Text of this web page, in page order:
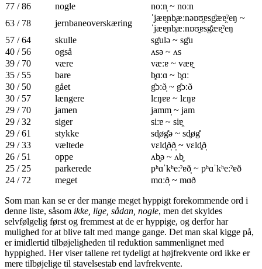
77 / 86
nogle
noːn̩ ~ noːn
63 / 78
jernbaneoverskæring
ˈjæɐ̯nb̥æːnəɒʊ̯ɐsg̊æɐ̯ˀeŋ ~
ˈjæɐ̯nb̥æːnɒʊ̯ɐsg̊æɐ̯ˀeŋ
57 / 64
skulle
sg̊ulə ~ sg̊u
40 / 56
også
ʌsə ~ ʌs
39 / 70
være
væːɐ ~ væɐ̯
35 / 55
bare
b̥ɑːɑ ~ b̥ɑː
30 / 50
gået
g̊ɔːð̩ ~ g̊ɔːð
30 / 57
længere
lɛŋɐɐ ~ lɛŋɐ
29 / 70
jamen
jamm̩ ~ jam
29 / 32
siger
siːɐ ~ siɐ̯
29 / 61
stykke
sd̥øg̊ə ~ sd̥øg̊
29 / 33
væltede
vɛld̥ð̩ð̩ ~ vɛld̥ð̩
26 / 51
oppe
ʌb̥ə ~ ʌb̥
25 / 25
parkerede
pʰɑˈkʰeːˀɐð̩ ~ pʰɑˈkʰeːˀɐð
24 / 72
meget mɑːð̩ ~ mɑð
Som man kan se er der mange meget hyppigt forekommende ord i
denne liste, såsom ikke, lige, sådan, nogle, men det skyldes
selvfølgelig først og fremmest at de er hyppige, og derfor har
mulighed for at blive talt med mange gange. Det man skal kigge på,
er imidlertid tilbøjeligheden til reduktion sammenlignet med
hyppighed. Her viser tallene ret tydeligt at højfrekvente ord ikke er
mere tilbøjelige til stavelsestab end lavfrekvente.